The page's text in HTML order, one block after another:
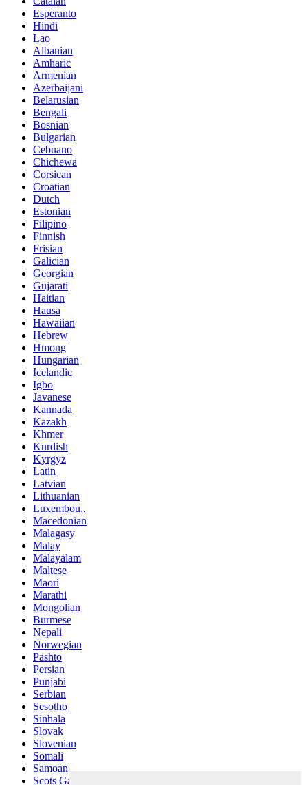
Esperanto
Hindi
Lao
Albanian
Amharic
Armenian
Azerbaijani
Belarusian
Bengali
Bosnian
Bulgarian
Cebuano
Chichewa
Corsican
Croatian
Dutch
Estonian
Filipino
Finnish
Frisian
Galician
Georgian
Gujarati
Haitian
Hausa
Hawaiian
Hebrew
Hmong
Hungarian
Icelandic
Igbo
Javanese
Kannada
Kazakh
Khmer
Kurdish
Kyrgyz
Latin
Latvian
Lithuanian
Luxembou..
Macedonian
Malagasy
Malay
Malayalam
Maltese
Maori
Marathi
Mongolian
Burmese
Nepali
Norwegian
Pashto
Persian
Punjabi
Serbian
Sesotho
Sinhala
Slovak
Slovenian
Somali
Samoan
Scots Gaelic